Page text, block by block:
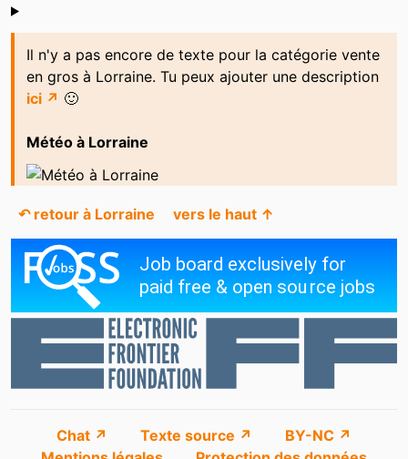
Shoutbox
Il n'y a pas encore de texte pour la catégorie vente
en gros à Lorraine. Tu peux ajouter une description
ici ↗ 🙂
Météo à Lorraine
↶ retour à Lorraine vers le haut ↑
Chat ↗ Texte source ↗
BY-NC ↗